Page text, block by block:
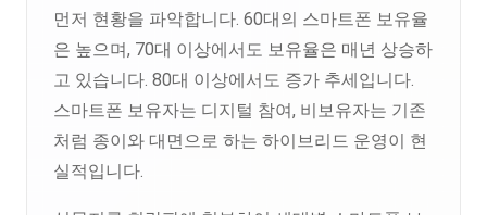
먼저 현황을 파악합니다. 60대의 스마트폰 보유율
은 높으며, 70대 이상에서도 보유율은 매년 상승하
고 있습니다. 80대 이상에서도 증가 추세입니다.
스마트폰 보유자는 디지털 참여, 비보유자는 기존
처럼 종이와 대면으로 하는 하이브리드 운영이 현
실적입니다.